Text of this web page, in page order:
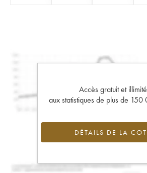
Accès gratuit et illimité
aux statistiques de plus de 150
DÉTAILS DE LA